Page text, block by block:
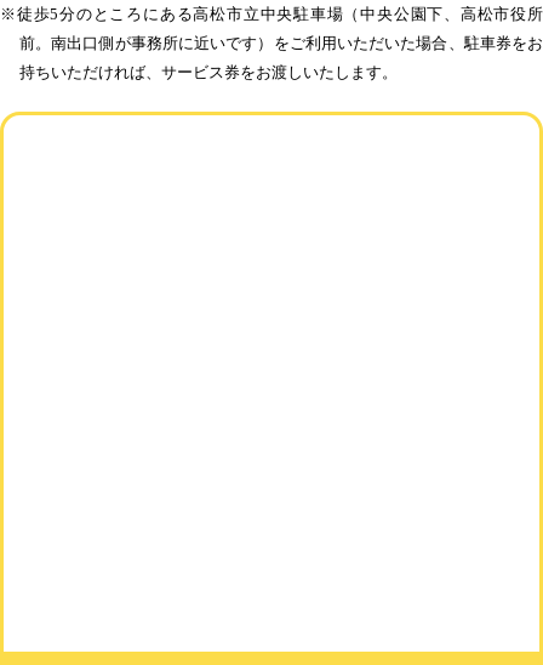
※徒歩5分のところにある高松市立中央駐車場（中央公園下、高松市役所
前。南出口側が事務所に近いです）をご利用いただいた場合、駐車券をお
持ちいただければ、サービス券をお渡しいたします。